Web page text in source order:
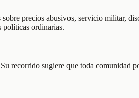
precios abusivos, servicio militar,
políticas ordinarias.
recorrido sugiere que toda